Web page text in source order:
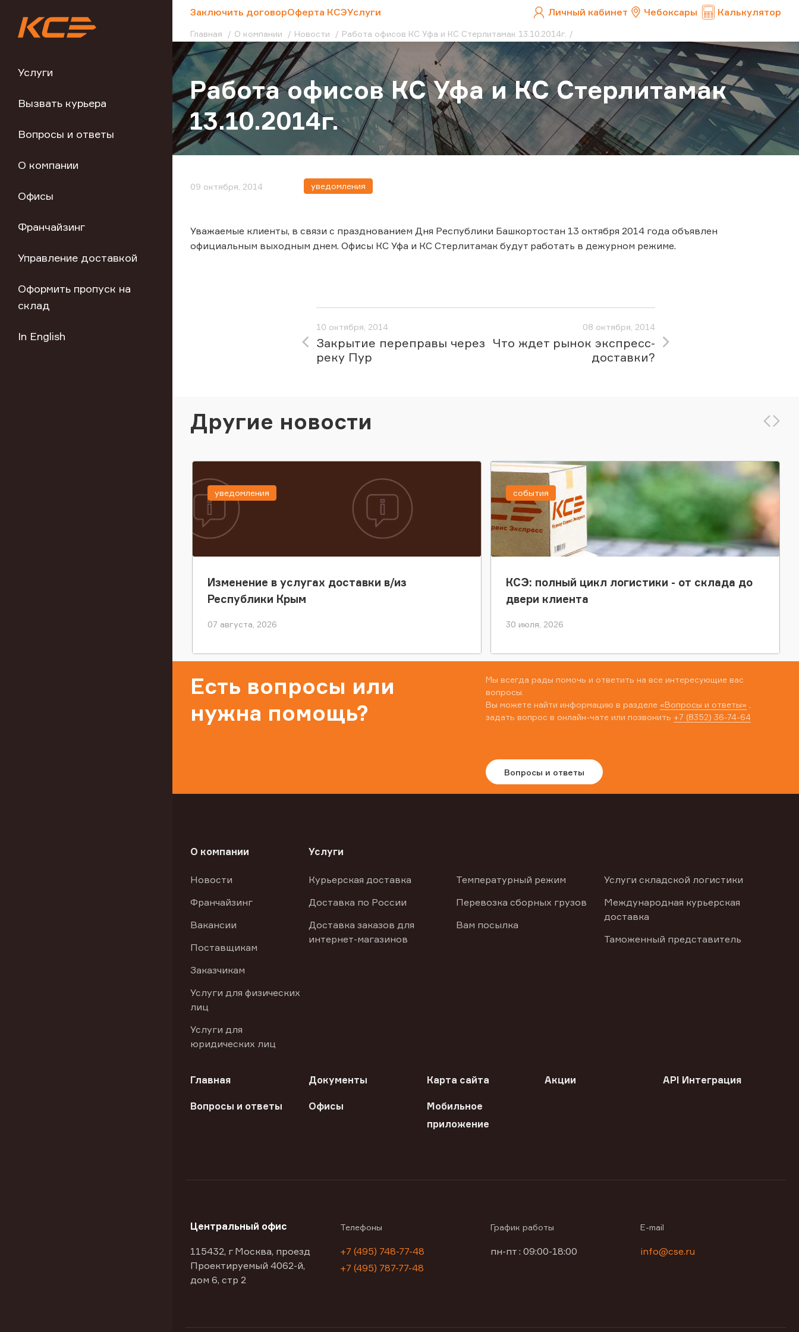
Услуги
Вызвать курьера
Вопросы и ответы
О компании
Офисы
Франчайзинг
Управление доставкой
Оформить пропуск на
склад
In English
Заключить договорОферта КСЭУслуги Личный кабинет Чебоксары Калькулятор
Главная О компании Новости Работа офисов КС Уфа и КС Стерлитамак 13.10.2014г.
Работа офисов КС Уфа и КС Стерлитамак
13.10.2014г.
09 октября, 2014 уведомления
Уважаемые клиенты, в связи с празднованием Дня Республики Башкортостан 13 октября 2014 года объявлен
официальным выходным днем. Офисы КС Уфа и КС Стерлитамак будут работать в дежурном режиме.
10 октября, 2014
Закрытие переправы через
реку Пур
08 октября, 2014
Что ждет рынок экспресс-
доставки?
Другие новости
Изменение в услугах доставки в/из
Республики Крым
07 августа, 2026
уведомления
КСЭ: полный цикл логистики - от склада до
двери клиента
30 июля, 2026
события
Есть вопросы или
нужна помощь?
Мы всегда рады помочь и ответить на все интересующие вас
вопросы.
Вы можете найти информацию в разделе «Вопросы и ответы»
задать вопрос в онлайн-чате или позвонить +7 (8352) 36-74-64
Вопросы и ответы
О компании
Новости
Франчайзинг
Вакансии
Поставщикам
Заказчикам
Услуги для физических
лиц
Услуги для
юридических лиц
Услуги
Курьерская доставка
Доставка по России
Доставка заказов для
интернет-магазинов
Температурный режим
Перевозка сборных грузов
Вам посылка
Услуги складской логистики
Международная курьерская
доставка
Таможенный представитель
Главная Документы Карта сайта Акции API Интеграция
Вопросы и ответы Офисы
Мобильное
приложение
Центральный офис
115432, г Москва, проезд
Проектируемый 4062-й,
дом 6, стр 2
Телефоны
+7 (495) 748-77-48
+7 (495) 787-77-48
График работы
пн-пт : 09:00-18:00
E-mail
info@cse.ru